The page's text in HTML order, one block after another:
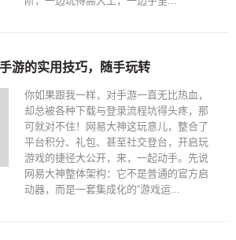
游的实用技巧，随手玩转
你如果跟我一样，对手游一直无比热血，
却总被各种下载与登录流程坑得头疼，那
可就对不住！网易大神这玩意儿，整合了
平台积分、礼包、甚至社交登台，开启玩
游戏的捷径大公开，来，一起动手。先说
网易大神整体架构：它不是普通的官方启
动器，而是一套集成化的“游戏运...